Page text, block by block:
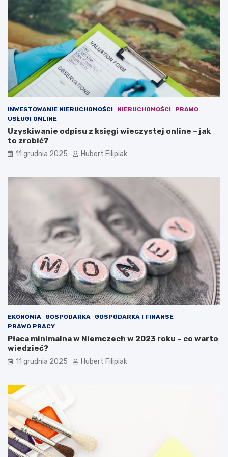
m
w
l
t
y
w
l
INWESTOWANIE NIERUCHOMOŚCI NIERUCHOMOŚCI
PRAWO
USŁUGI ONLINE
Uzyskiwanie odpisu z księgi wieczystej online – jak
to zrobić?
11 grudnia 2025 Hubert Filipiak
EKONOMIA GOSPODARKA
GOSPODARKA I FINANSE
PRAWO PRACY
Płaca minimalna w Niemczech w 2023 roku – co warto
wiedzieć?
11 grudnia 2025 Hubert Filipiak